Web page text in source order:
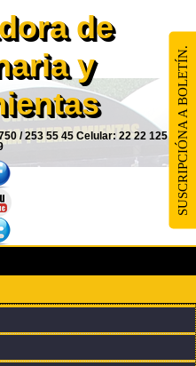
de
y
/ 253 55 45 Celular: 22 22 125 85SUSCRIPCIÓNA A BOLETÍN.